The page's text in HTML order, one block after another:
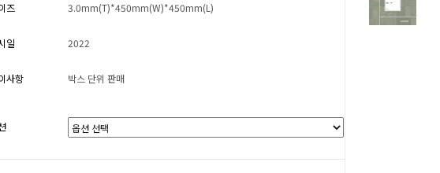
즈 3.0mm(T)*450mm(W)*450mm(L)
일 2022
사항 박스 단위 판매